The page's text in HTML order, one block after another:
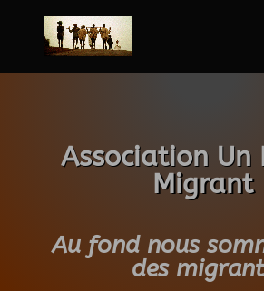
Association Un
Migrant
Au fond nous
des